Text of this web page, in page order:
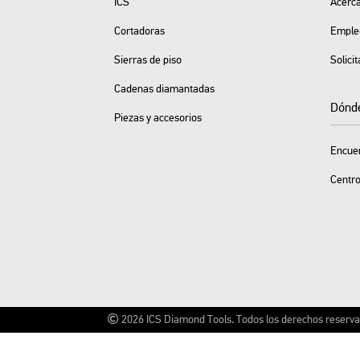
ICS
Cortadoras
Sierras de piso
Cadenas diamantadas
Piezas y accesorios
2026 ICS Diamond Tools. Todos los derechos